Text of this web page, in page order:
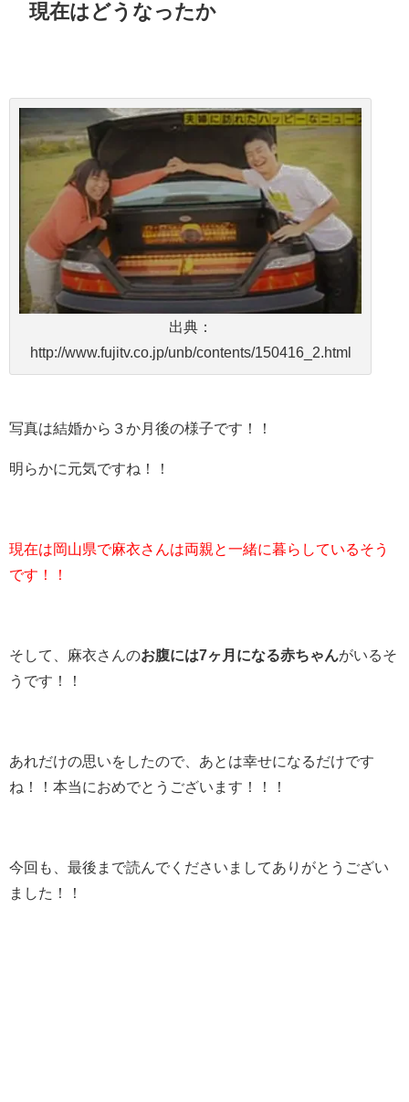
現在はどうなったか
出典：
http://www.fujitv.co.jp/unb/contents/150416_2.html
写真は結婚から３か月後の様子です！！
明らかに元気ですね！！
現在は岡山県で麻衣さんは両親と一緒に暮らしているそう
です！！
そして、麻衣さんのお腹には7ヶ月になる赤ちゃんがいるそ
うです！！
あれだけの思いをしたので、あとは幸せになるだけです
ね！！本当におめでとうございます！！！
今回も、最後まで読んでくださいましてありがとうござい
ました！！